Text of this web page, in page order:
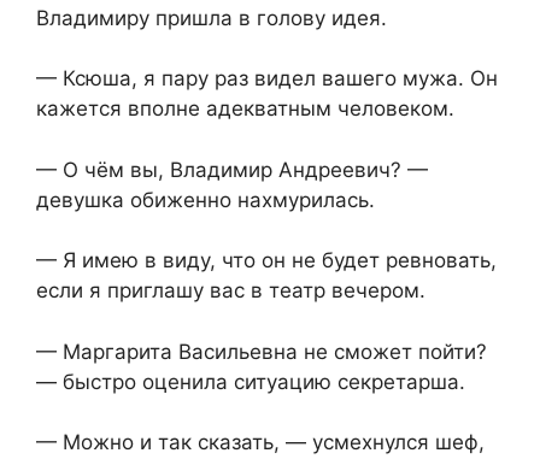
Владимиру пришла в голову идея.
— Ксюша, я пару раз видел вашего мужа. Он
кажется вполне адекватным человеком.
— О чём вы, Владимир Андреевич? —
девушка обиженно нахмурилась.
— Я имею в виду, что он не будет ревновать,
если я приглашу вас в театр вечером.
— Маргарита Васильевна не сможет пойти?
— быстро оценила ситуацию секретарша.
— Можно и так сказать, — усмехнулся шеф,